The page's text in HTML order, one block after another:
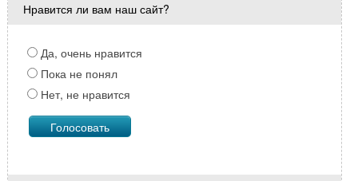
Нравится ли вам наш сайт?
Да, очень нравится
Пока не понял
Нет, не нравится